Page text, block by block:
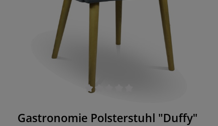
Gastronomie Polsterstuhl "Duffy"